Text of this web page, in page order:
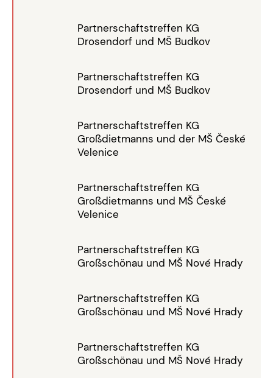
Partnerschaftstreffen KG
Drosendorf und MŠ Budkov
Partnerschaftstreffen KG
Drosendorf und MŠ Budkov
Partnerschaftstreffen KG
Großdietmanns und der MŠ České
Velenice
Partnerschaftstreffen KG
Großdietmanns und MŠ České
Velenice
Partnerschaftstreffen KG
Großschönau und MŠ Nové Hrady
Partnerschaftstreffen KG
Großschönau und MŠ Nové Hrady
Partnerschaftstreffen KG
Großschönau und MŠ Nové Hrady